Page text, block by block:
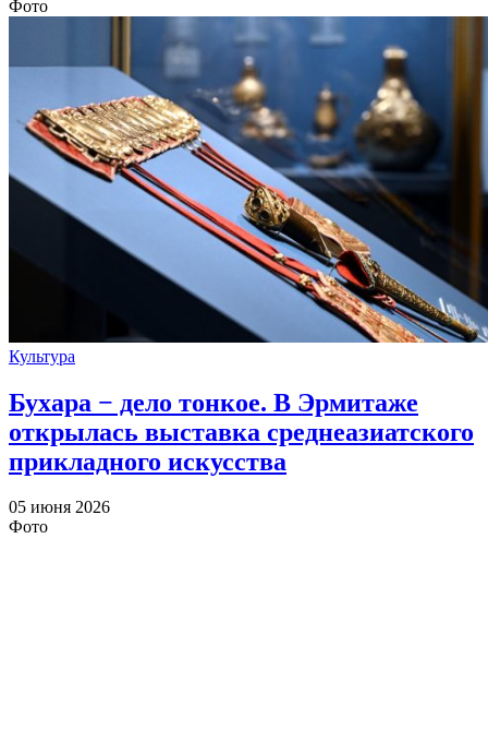
Фото
Культура
Бухара − дело тонкое. В Эрмитаже
открылась выставка среднеазиатского
прикладного искусства
05 июня 2026
Фото